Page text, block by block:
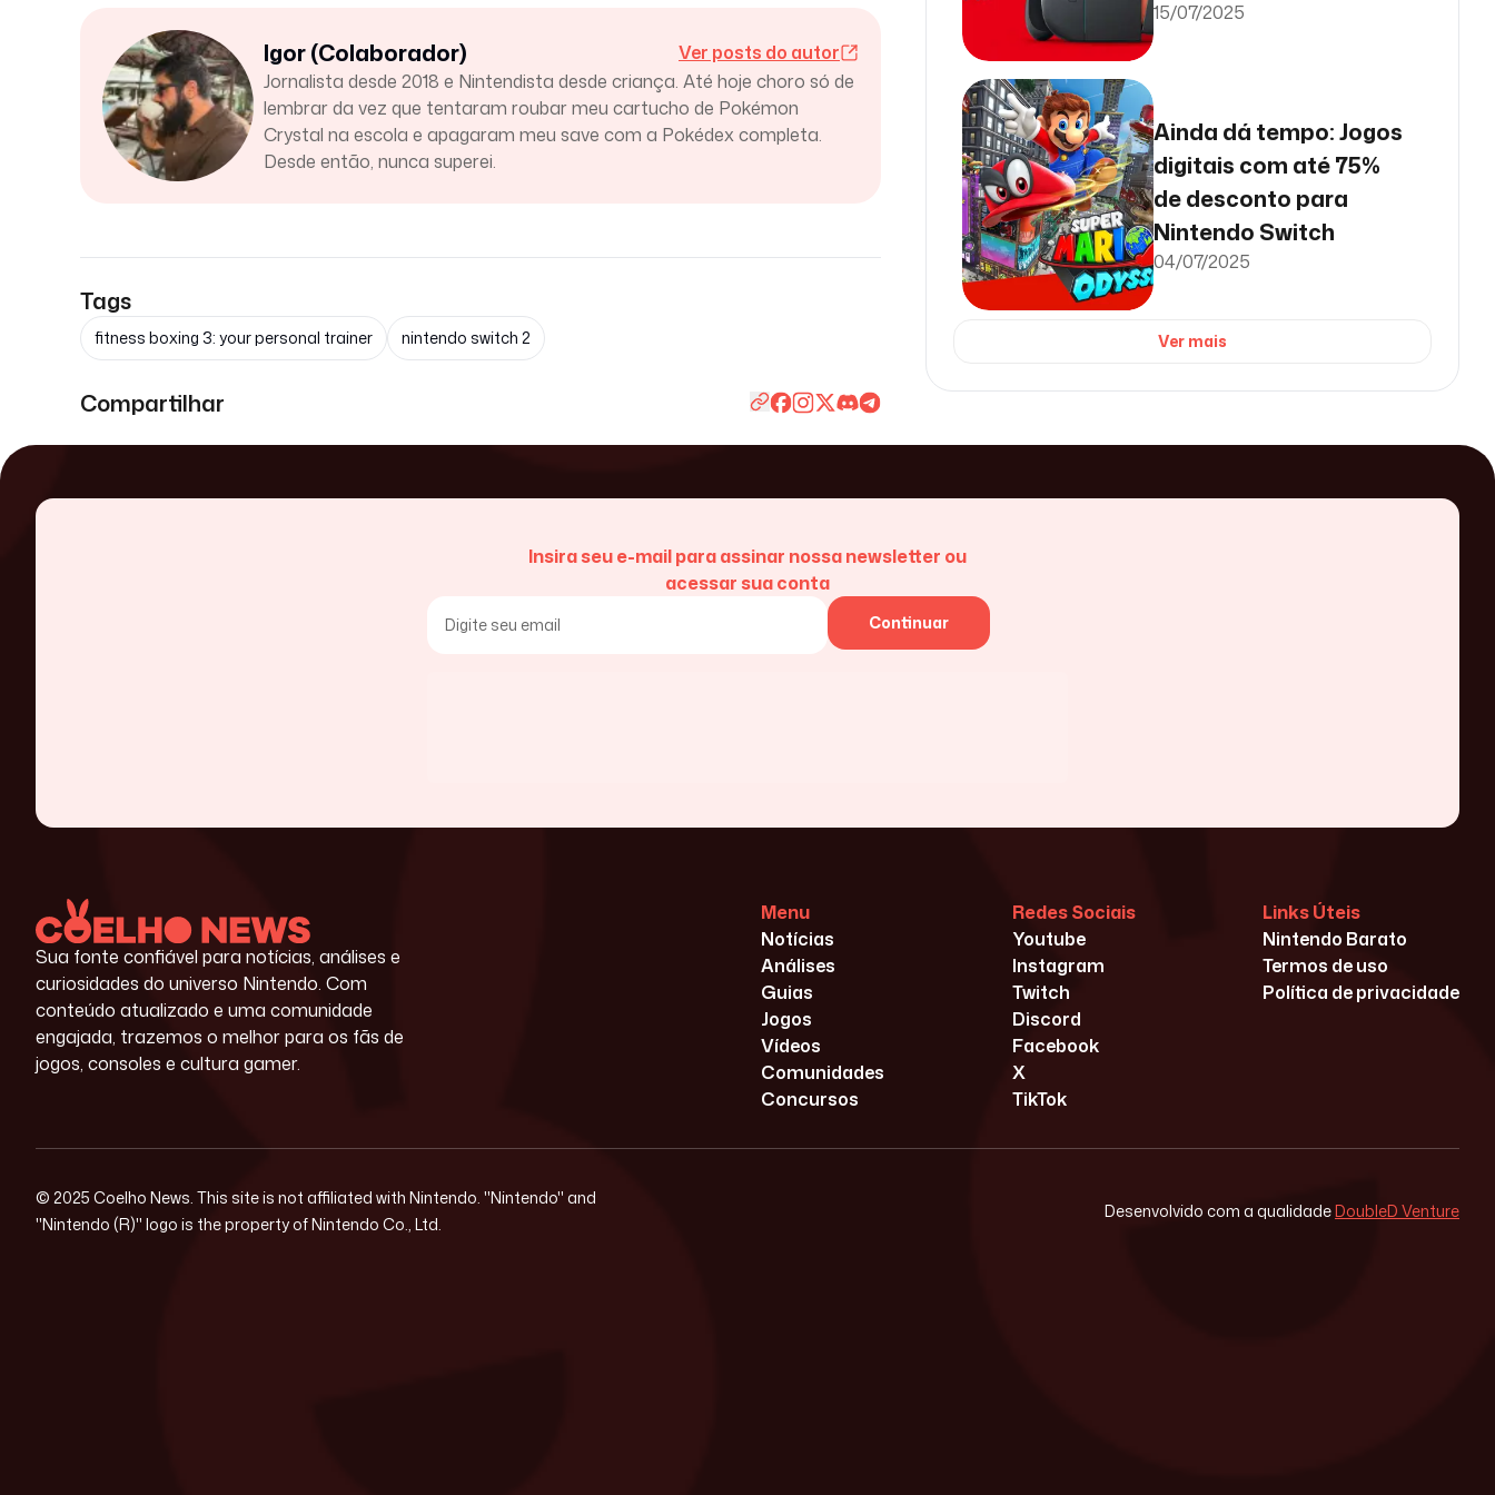
Igor (Colaborador)
Ver posts do autor
Jornalista desde 2018 e Nintendista desde criança. Até hoje choro só de
lembrar da vez que tentaram roubar meu cartucho de Pokémon
Crystal na escola e apagaram meu save com a Pokédex completa.
Desde então, nunca superei.
Tags
fitness boxing 3: your personal trainer nintendo switch 2
Compartilhar
15/07/2025
Ainda dá tempo: Jogos
digitais com até 75%
de desconto para
Nintendo Switch
04/07/2025
Ver mais
Insira seu e-mail para assinar nossa newsletter ou
acessar sua conta
Continuar
Sua fonte confiável para notícias, análises e
curiosidades do universo Nintendo. Com
conteúdo atualizado e uma comunidade
engajada, trazemos o melhor para os fãs de
jogos, consoles e cultura gamer.
Menu
Notícias
Análises
Guias
Jogos
Vídeos
Comunidades
Concursos
Redes Sociais
Youtube
Instagram
Twitch
Discord
Facebook
X
TikTok
Links Úteis
Nintendo Barato
Termos de uso
Política de privacidade
© 2025 Coelho News. This site is not affiliated with Nintendo. "Nintendo" and
"Nintendo (R)" logo is the property of Nintendo Co., Ltd.
Desenvolvido com a qualidadeDoubleD Venture